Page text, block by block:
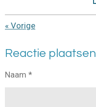
« Vorige
Reactie plaatsen
Naam *